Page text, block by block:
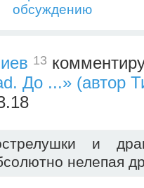
обсуждению
13
До ...» (автор
и
нелепая